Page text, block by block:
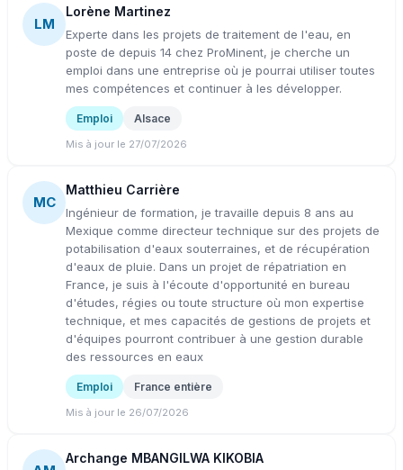
LM
Lorène Martinez
Experte dans les projets de traitement de l'eau, en
poste de depuis 14 chez ProMinent, je cherche un
emploi dans une entreprise où je pourrai utiliser toutes
mes compétences et continuer à les développer.
Emploi Alsace
Mis à jour le 27/07/2026
MC
Matthieu Carrière
Ingénieur de formation, je travaille depuis 8 ans au
Mexique comme directeur technique sur des projets de
potabilisation d'eaux souterraines, et de récupération
d'eaux de pluie. Dans un projet de répatriation en
France, je suis à l'écoute d'opportunité en bureau
d'études, régies ou toute structure où mon expertise
technique, et mes capacités de gestions de projets et
d'équipes pourront contribuer à une gestion durable
des ressources en eaux
Emploi France entière
Mis à jour le 26/07/2026
Archange MBANGILWA KIKOBIA